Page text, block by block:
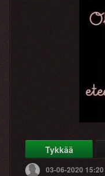
Tykkää
03-06-2020 15:20